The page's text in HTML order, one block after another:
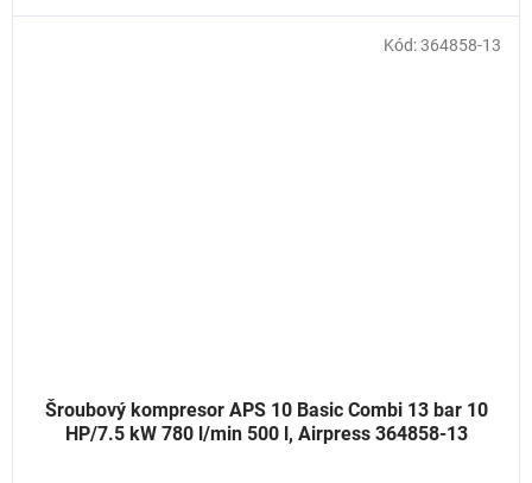
Šroubový kompresor APS 10 Basic Combi 13 bar 10
HP/7.5 kW 780 l/min 500 l, Airpress 364858-13
Kód:364858-13